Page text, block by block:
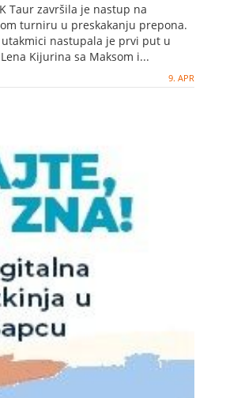
Taur završila je nastup na
turniru u preskakanju prepona.
utakmici nastupala je prvi put u
Kijurina sa Maksom i...
9. APR